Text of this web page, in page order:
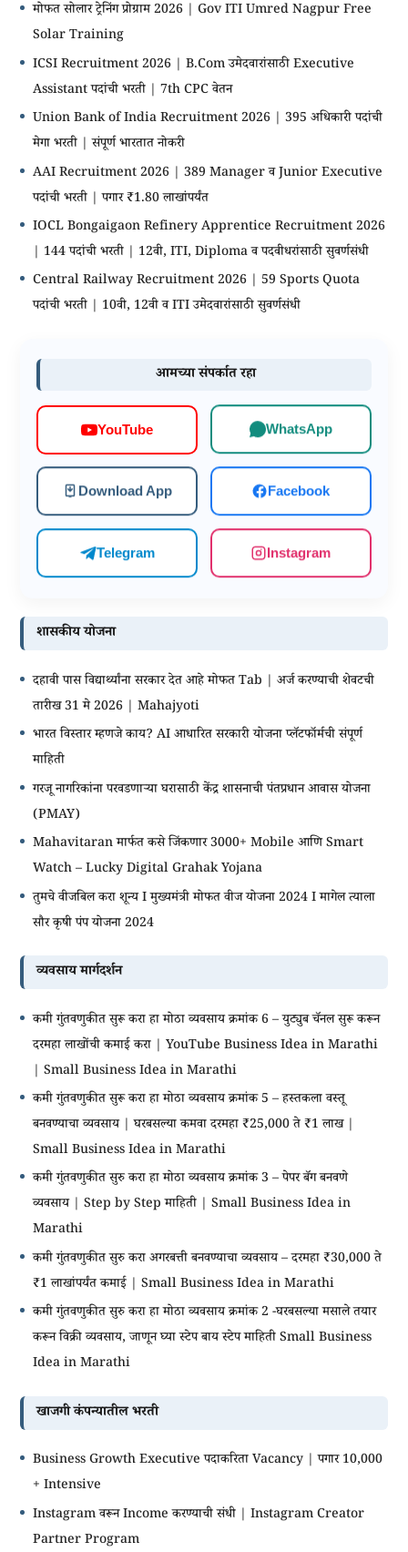
मोफत सोलार ट्रेनिंग प्रोग्राम 2026 | Gov ITI Umred Nagpur Free
Solar Training
ICSI Recruitment 2026 | B.Com उमेदवारांसाठी Executive
Assistant पदांची भरती | 7th CPC वेतन
Union Bank of India Recruitment 2026 | 395 अधिकारी पदांची
मेगा भरती | संपूर्ण भारतात नोकरी
AAI Recruitment 2026 | 389 Manager व Junior Executive
पदांची भरती | पगार ₹1.80 लाखांपर्यंत
IOCL Bongaigaon Refinery Apprentice Recruitment 2026
| 144 पदांची भरती | 12वी, ITI, Diploma व पदवीधरांसाठी सुवर्णसंधी
Central Railway Recruitment 2026 | 59 Sports Quota
पदांची भरती | 10वी, 12वी व ITI उमेदवारांसाठी सुवर्णसंधी
आमच्या संपर्कात रहा
YouTube WhatsApp
Download App Facebook
Telegram Instagram
शासकीय योजना
दहावी पास विद्यार्थ्यांना सरकार देत आहे मोफत Tab | अर्ज करण्याची शेवटची
तारीख 31 मे 2026 | Mahajyoti
भारत विस्तार म्हणजे काय? AI आधारित सरकारी योजना प्लॅटफॉर्मची संपूर्ण
माहिती
गरजू नागरिकांना परवडणाऱ्या घरासाठी केंद्र शासनाची पंतप्रधान आवास योजना
(PMAY)
Mahavitaran मार्फत कसे जिंकणार 3000+ Mobile आणि Smart
Watch – Lucky Digital Grahak Yojana
तुमचे वीजबिल करा शून्य I मुख्यमंत्री मोफत वीज योजना 2024 I मागेल त्याला
सौर कृषी पंप योजना 2024
व्यवसाय मार्गदर्शन
कमी गुंतवणुकीत सुरू करा हा मोठा व्यवसाय क्रमांक 6 – युट्युब चॅनल सुरू करून
दरमहा लाखोंची कमाई करा | YouTube Business Idea in Marathi
| Small Business Idea in Marathi
कमी गुंतवणुकीत सुरू करा हा मोठा व्यवसाय क्रमांक 5 – हस्तकला वस्तू
बनवण्याचा व्यवसाय | घरबसल्या कमवा दरमहा ₹25,000 ते ₹1 लाख |
Small Business Idea in Marathi
कमी गुंतवणुकीत सुरु करा हा मोठा व्यवसाय क्रमांक 3 – पेपर बॅग बनवणे
व्यवसाय | Step by Step माहिती | Small Business Idea in
Marathi
कमी गुंतवणुकीत सुरु करा अगरबत्ती बनवण्याचा व्यवसाय – दरमहा ₹30,000 ते
₹1 लाखांपर्यंत कमाई | Small Business Idea in Marathi
कमी गुंतवणुकीत सुरु करा हा मोठा व्यवसाय क्रमांक 2 -घरबसल्या मसाले तयार
करून विक्री व्यवसाय, जाणून घ्या स्टेप बाय स्टेप माहिती Small Business
Idea in Marathi
खाजगी कंपन्यातील भरती
Business Growth Executive पदाकरिता Vacancy | पगार 10,000
+ Intensive
Instagram वरून Income करण्याची संधी | Instagram Creator
Partner Program